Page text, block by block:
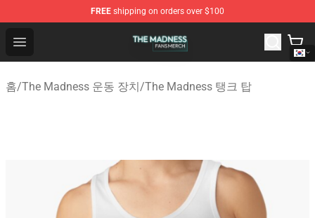
FREE shipping on orders over $100
Open menu
The Madness Shop - Official The Madness Merchandise
홈/The Madness 운동 장치/The Madness 탱크 탑